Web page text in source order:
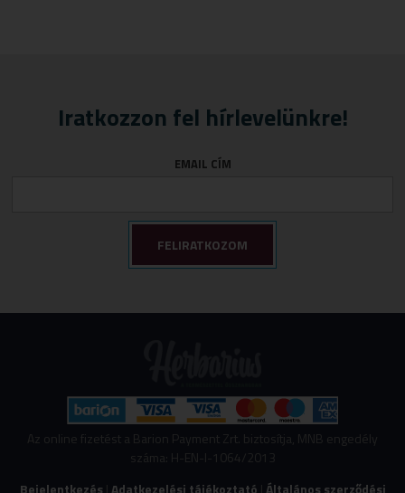
Iratkozzon fel hírlevelünkre!
EMAIL CÍM
Az online fizetést a Barion Payment Zrt. biztosítja, MNB engedély
száma: H-EN-I-1064/2013
Bejelentkezés | Adatkezelési tájékoztató | Általános szerződési